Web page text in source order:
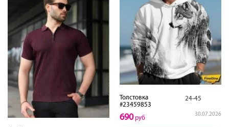
Толстовка
#23459853
24-45
30.07.2026
690руб